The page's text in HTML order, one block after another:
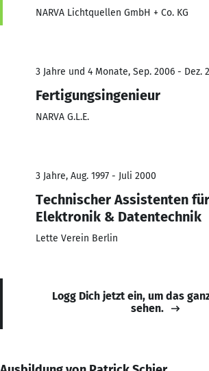
NARVA Lichtquellen GmbH + Co. KG
3 Jahre und 4 Monate, Sep. 2006 - Dez.
Fertigungsingenieur
NARVA G.L.E.
3 Jahre, Aug. 1997 - Juli 2000
Technischer Assistenten für
Elektronik & Datentechnik
Lette Verein Berlin
Logg Dich jetzt ein, um das
sehen.